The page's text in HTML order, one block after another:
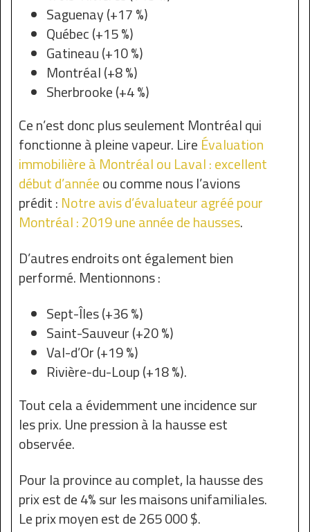
Saguenay (+17 %)
Québec (+15 %)
Gatineau (+10 %)
Montréal (+8 %)
Sherbrooke (+4 %)
Ce n’est donc plus seulement Montréal qui
fonctionne à pleine vapeur. Lire Évaluation
immobilière à Montréal ou Laval : excellent
début d’annéeou comme nous l’avions
prédit : Notre avis d’évaluateur agréé pour
Montréal : 2019 une année de hausses.
D’autres endroits ont également bien
performé. Mentionnons :
Sept-Îles (+36 %)
Saint-Sauveur (+20 %)
Val-d’Or (+19 %)
Rivière-du-Loup (+18 %).
Tout cela a évidemment une incidence sur
les prix. Une pression à la hausse est
observée.
Pour la province au complet, la hausse des
prix est de 4% sur les maisons unifamiliales.
Le prix moyen est de 265 000 $.